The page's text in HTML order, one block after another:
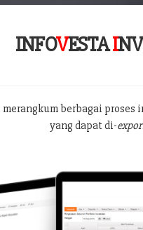
INFOVESTAI
merangkum berbagai
yang dapat di-